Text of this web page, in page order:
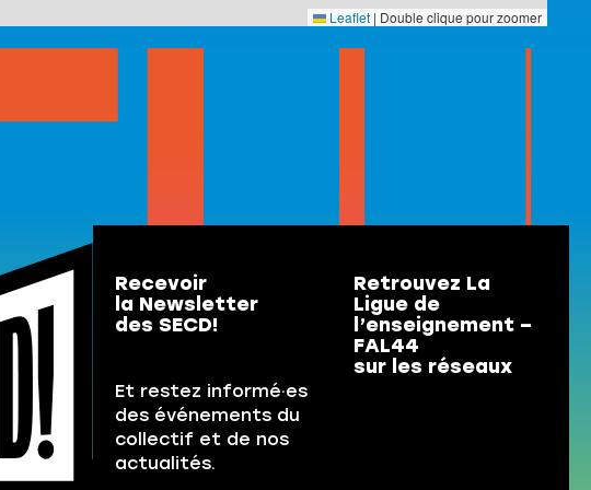
Leaflet | Double clique pour zoomer
Recevoir
la Newsletter
des SECD!
Et restez informé·es
des événements du
collectif et de nos
actualités.
Retrouvez La
Ligue de
l’enseignement –
FAL44
sur les réseaux